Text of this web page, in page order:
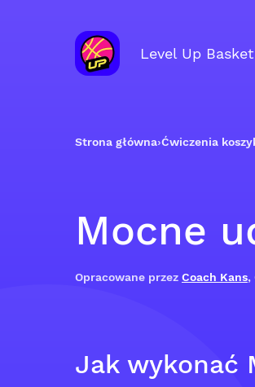
Level Up
Strona główna›Ćwiczenia
Mocne
Opracowane przez Coach Kans,
Jak wykonać